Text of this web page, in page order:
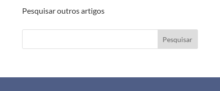
Pesquisar outros artigos
Pesquisar